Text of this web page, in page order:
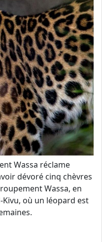
Wassa réclame
dévoré cinq chèvres
Wassa, en
où un léopard est